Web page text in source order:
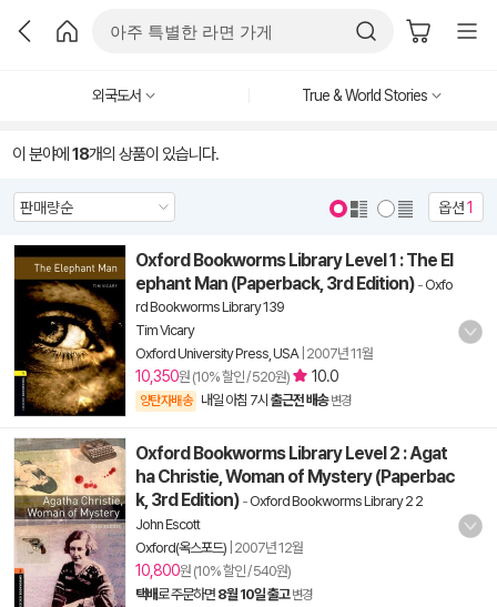
외국도서 True & World Stories
이 분야에 18개의 상품이 있습니다.
옵션1
Oxford Bookworms Library Level 1 : The El
ephant Man (Paperback, 3rd Edition) -Oxfo
rd Bookworms Library 139
Tim Vicary
Oxford University Press, USA| 2007년 11월
10,350원 (10% 할인 / 520원) 10.0
양탄자배송 내일 아침 7시 출근전 배송 변경
Oxford Bookworms Library Level 2 : Agat
ha Christie, Woman of Mystery (Paperbac
k, 3rd Edition) -Oxford Bookworms Library 2 2
John Escott
Oxford(옥스포드) 2007년 12월
10,800원 (10% 할인 / 540원)
택배로 주문하면 8월 10일 출고 변경